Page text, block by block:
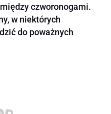
czworonogami.
w niektórych
do poważnych